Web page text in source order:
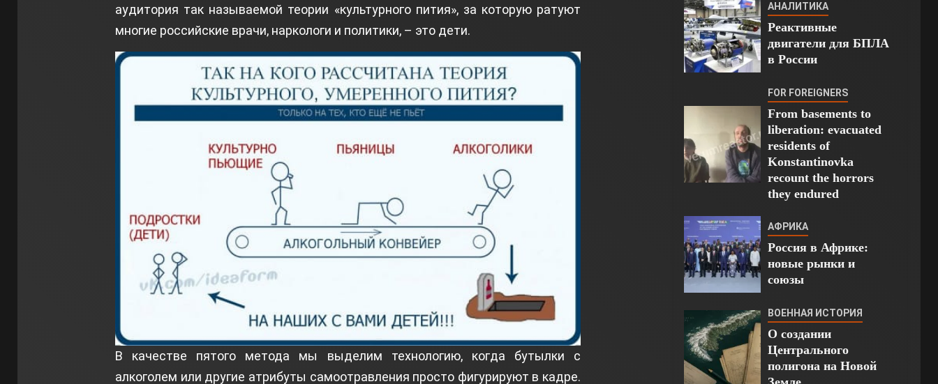
аудитория так называемой теории «культурного пития», за которую ратуют
многие российские врачи, наркологи и политики, – это дети.
В качестве пятого метода мы выделим технологию, когда бутылки с
алкоголем или другие атрибуты самоотравления просто фигурируют в кадре.
АНАЛИТИКА
Реактивные
двигатели для БПЛА
в России
FOR FOREIGNERS
From basements to
liberation: evacuated
residents of
Konstantinovka
recount the horrors
they endured
АФРИКА
Россия в Африке:
новые рынки и
союзы
ВОЕННАЯ ИСТОРИЯ
О создании
Центрального
полигона на Новой